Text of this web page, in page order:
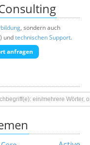
, sondern auch
undtechnischen Support.
anfragen